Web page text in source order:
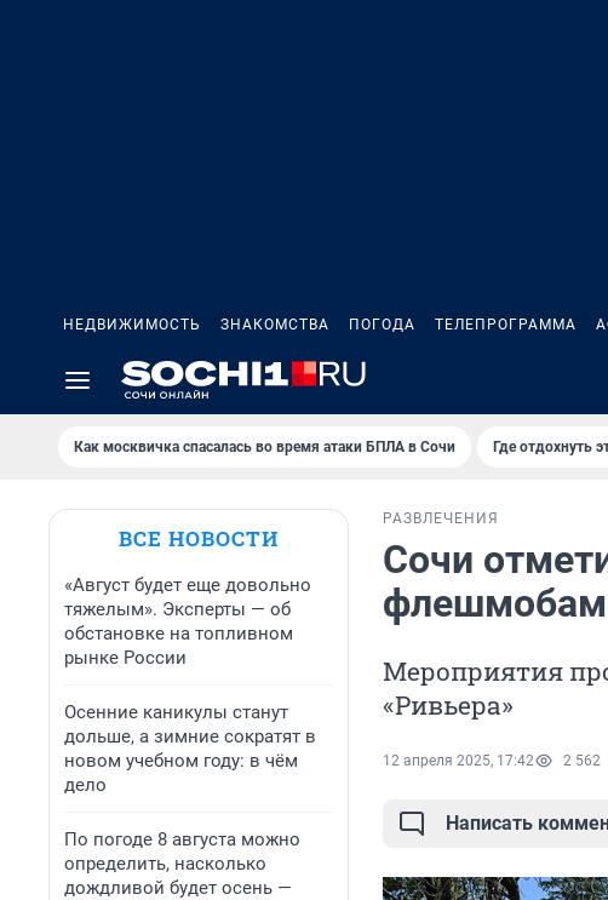
НЕДВИЖИМОСТЬ ЗНАКОМСТВА ПОГОДА ТЕЛЕПРОГРАММА
Как москвичка спасалась во время атаки БПЛА в Сочи Где отдохнуть
ВСЕ НОВОСТИ
«Август будет еще довольно
тяжелым». Эксперты — об
обстановке на топливном
рынке России
Осенние каникулы станут
дольше, а зимние сократят в
новом учебном году: в чём
дело
По погоде 8 августа можно
определить, насколько
дождливой будет осень —
РАЗВЛЕЧЕНИЯ
Сочи
Мероприятия
«Ривьера»
12 апреля 2025, 17:42 2 562
Написать